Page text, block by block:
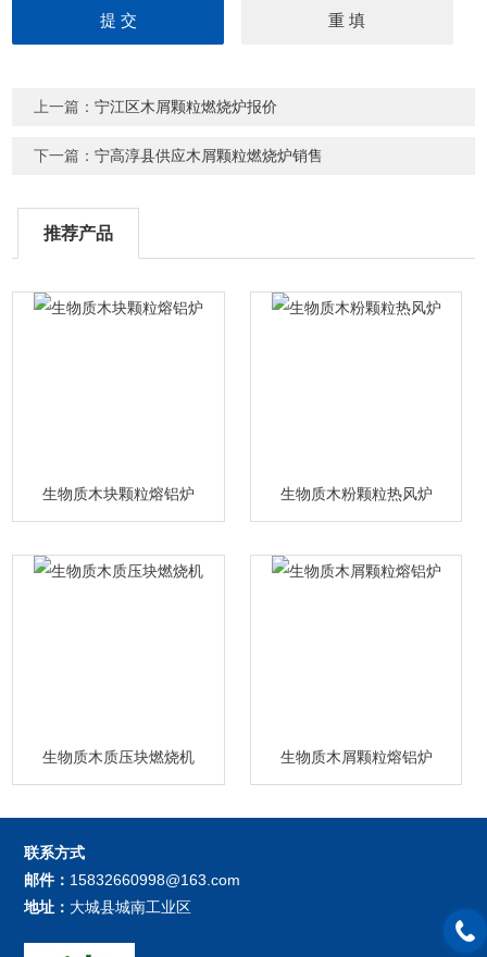
上一篇：宁江区木屑颗粒燃烧炉报价
下一篇：宁高淳县供应木屑颗粒燃烧炉销售
推荐产品
生物质木块颗粒熔铝炉 生物质木粉颗粒热风炉
生物质木质压块燃烧机 生物质木屑颗粒熔铝炉
联系方式
邮件： 15832660998@163.com
地址： 大城县城南工业区